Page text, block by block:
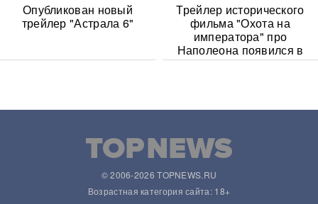
Опубликован новый
трейлер "Астрала 6"
Трейлер исторического
фильма "Охота на
императора" про
Наполеона появился в
Сети
© 2006-2026 TOPNEWS.RU
Возрастная категория сайта: 18+